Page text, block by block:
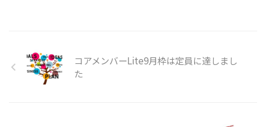
コアメンバーLite9月枠は定員に達しまし
た